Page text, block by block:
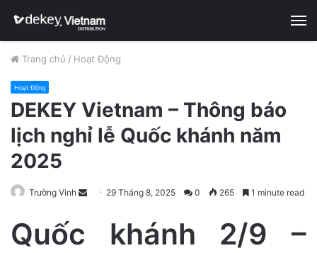
Trang chủ / Hoạt Động
Hoạt Động
DEKEY Vietnam – Thông báo
lịch nghỉ lễ Quốc khánh năm
2025
Trường Vinh 29 Tháng 8, 2025 0 265 1 minute read
Quốc khánh 2/9 –